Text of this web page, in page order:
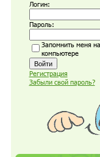
Логин:
Пароль:
Запомнить меня
компьютере
Регистрация
Забыли свой пароль?